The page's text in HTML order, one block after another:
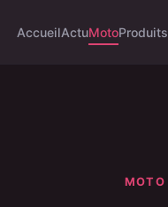
AccueilActuMotoProduits
MOTO